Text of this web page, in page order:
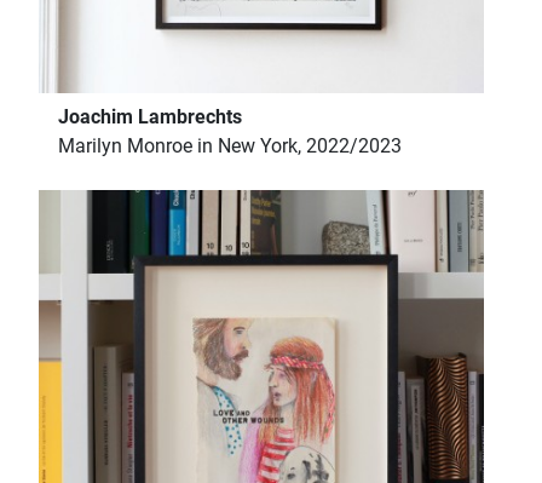
Joachim Lambrechts
Marilyn Monroe in New York, 2022/2023